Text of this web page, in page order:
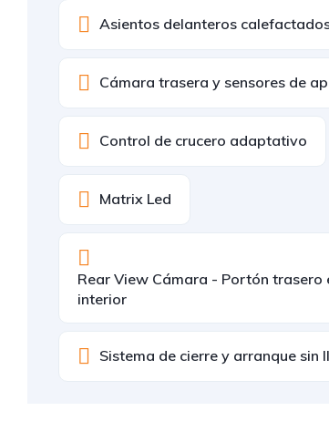
Asientos delanteros
Cámara trasera y sensores de
Control de crucero adaptativo
Matrix Led
Rear View Cámara - Portón
interior
Sistema de cierre y arranque sin